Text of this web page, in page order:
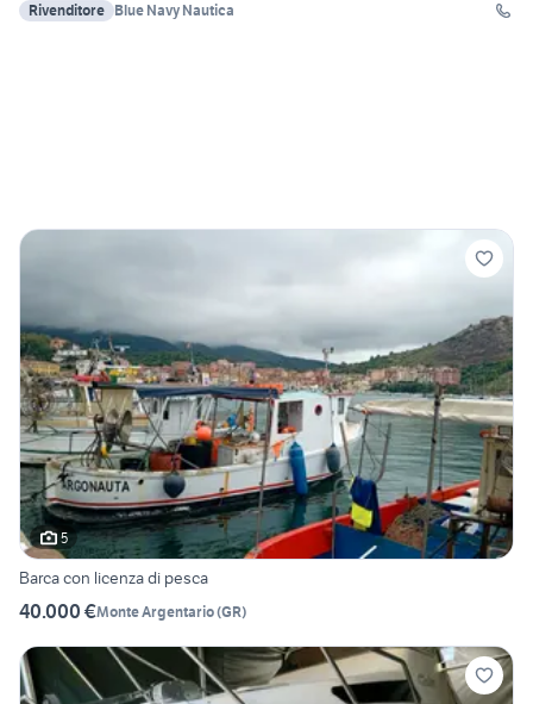
Rivenditore Blue Navy Nautica
5
Barca con licenza di pesca
40.000 €Monte Argentario(GR)